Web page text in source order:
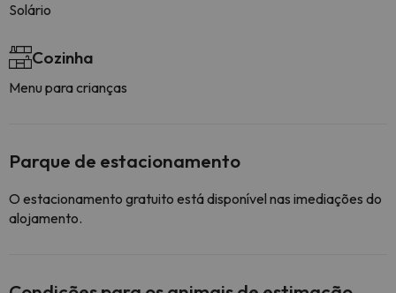
Solário
Cozinha
Menu para crianças
Parque de estacionamento
O estacionamento gratuito está disponível nas imediações do
alojamento.